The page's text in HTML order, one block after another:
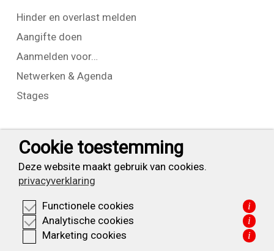
Hinder en overlast melden
Aangifte doen
Aanmelden voor…
Netwerken & Agenda
Stages
Contact
T:+31 (0) 23 525 7826
KVK: 34332355
BTW: NL820614877B01
Cookie toestemming
Deze website maakt gebruik van cookies.
privacyverklaring
Functionele cookies i
Analytische cookies i
Marketing cookies i